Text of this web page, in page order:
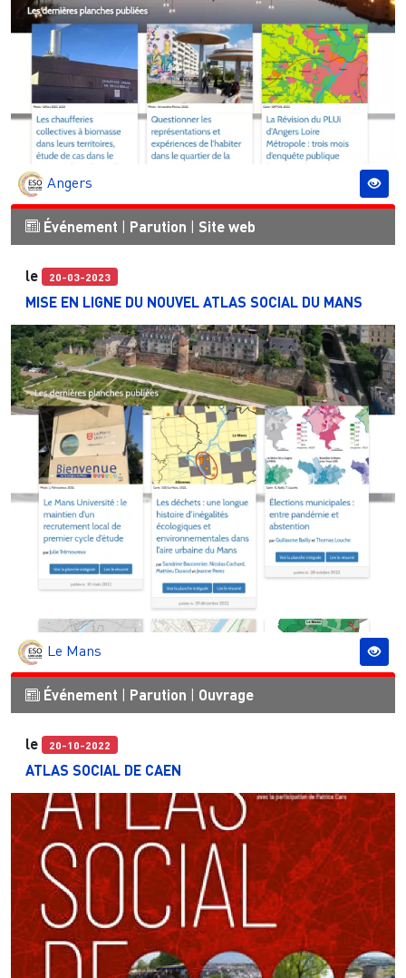
Angers
Événement | Parution | Site web
le 20-03-2023
MISE EN LIGNE DU NOUVEL ATLAS SOCIAL DU MANS
Le Mans
Événement Parution Ouvrage
le 20-10-2022
ATLAS SOCIAL DE CAEN